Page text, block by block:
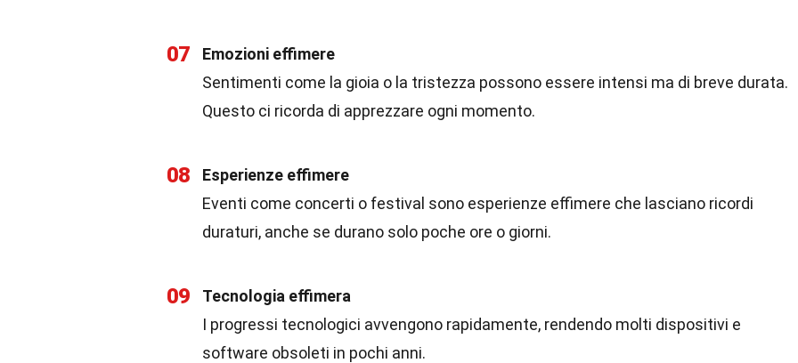
07
Emozioni effimere
Sentimenti come la gioia o la tristezza possono essere intensi ma di breve durata.
Questo ci ricorda di apprezzare ogni momento.
08
Esperienze effimere
Eventi come concerti o festival sono esperienze effimere che lasciano ricordi
duraturi, anche se durano solo poche ore o giorni.
09
Tecnologia effimera
I progressi tecnologici avvengono rapidamente, rendendo molti dispositivi e
software obsoleti in pochi anni.